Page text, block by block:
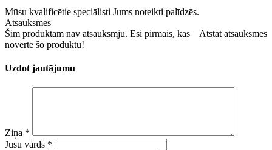
Mūsu kvalificētie speciālisti Jums noteikti palīdzēs.
Atsauksmes
Atstāt atsauksmes
Šim produktam nav atsauksmju. Esi pirmais, kas
novērtē šo produktu!
Uzdot jautājumu
Ziņa *
Jūsu vārds *